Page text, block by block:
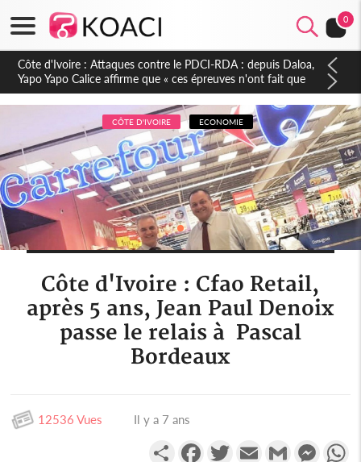
0
Côte d'Ivoire : Le Colonel-Major Fofié Kouakou est décédé,
l'armée perd une figure de la 2e Région militaire
CÔTE D'IVOIRE ECONOMIE
Côte d'Ivoire : Cfao Retail,
après 5 ans, Jean Paul Denoix
passe le relais à Pascal
Bordeaux
12536 Vues Il y a 7 ans
PartagerFacebookTwitterEmail Gmail